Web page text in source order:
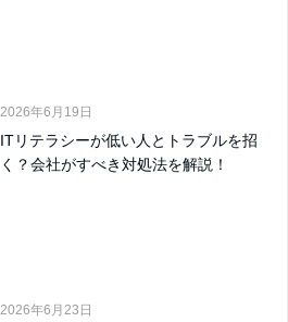
2026年6月19日
ITリテラシーが低い人とトラブルを招
く？会社がすべき対処法を解説！
2026年6月23日